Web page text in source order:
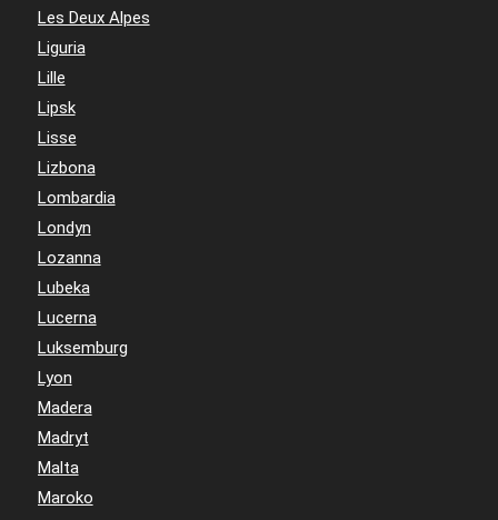
Les Deux Alpes
Liguria
Lille
Lipsk
Lisse
Lizbona
Lombardia
Londyn
Lozanna
Lubeka
Lucerna
Luksemburg
Lyon
Madera
Madryt
Malta
Maroko